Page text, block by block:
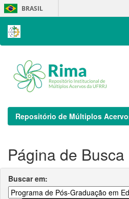
Skip
navigation
BRASIL
Repositório de Múltiplos
Página de Busca
Buscar em: